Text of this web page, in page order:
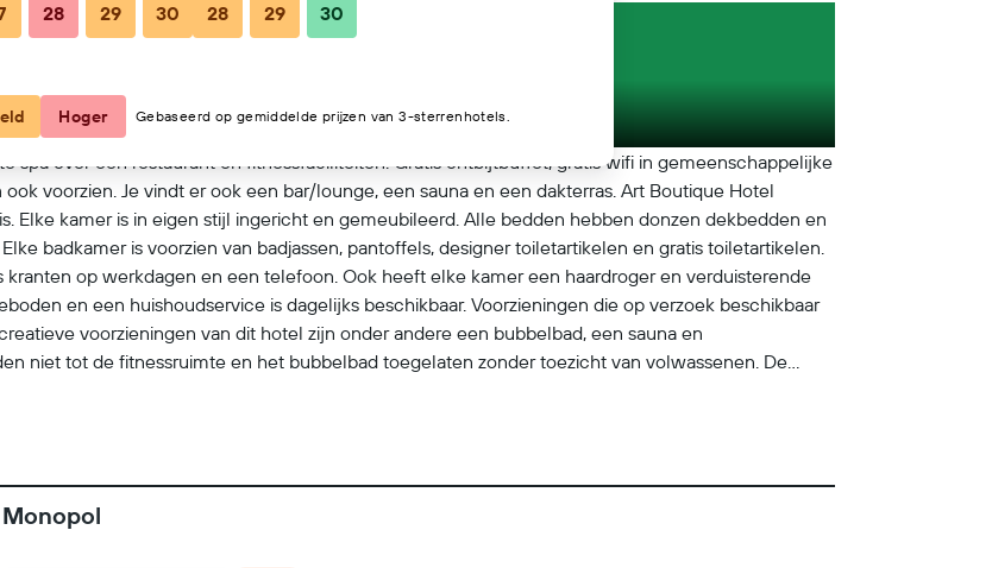
spa over een restaurant en fitnessfaciliteiten. Gratis ontbijtbuffet, gratis wifi in gemeenschappelijke
voorzien. Je vindt er ook een bar/lounge, een sauna en een dakterras. Art Boutique Hotel
Elke kamer is in eigen stijl ingericht en gemeubileerd. Alle bedden hebben donzen dekbedden en
badkamer is voorzien van badjassen, pantoffels, designer toiletartikelen en gratis toiletartikelen.
op werkdagen en een telefoon. Ook heeft elke kamer een haardroger en verduisterende
en een huishoudservice is dagelijks beschikbaar. Voorzieningen die op verzoek beschikbaar
voorzieningen van dit hotel zijn onder andere een bubbelbad, een sauna en
niet tot de fitnessruimte en het bubbelbad toegelaten zonder toezicht van volwassenen. De
28 29 30 28 29 30
Hoger Gebaseerd op gemiddelde prijzen van 3-sterrenhotels.